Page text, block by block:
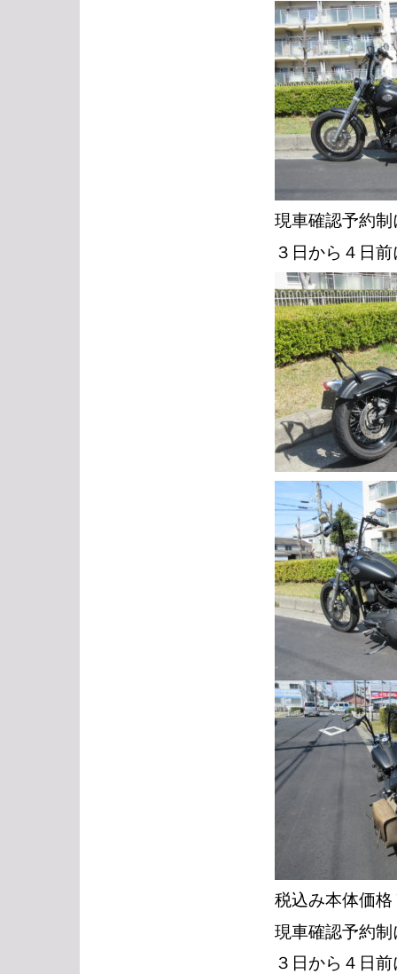
現車確認予約
３日から４日
税込み本体価
現車確認予約
３日から４日